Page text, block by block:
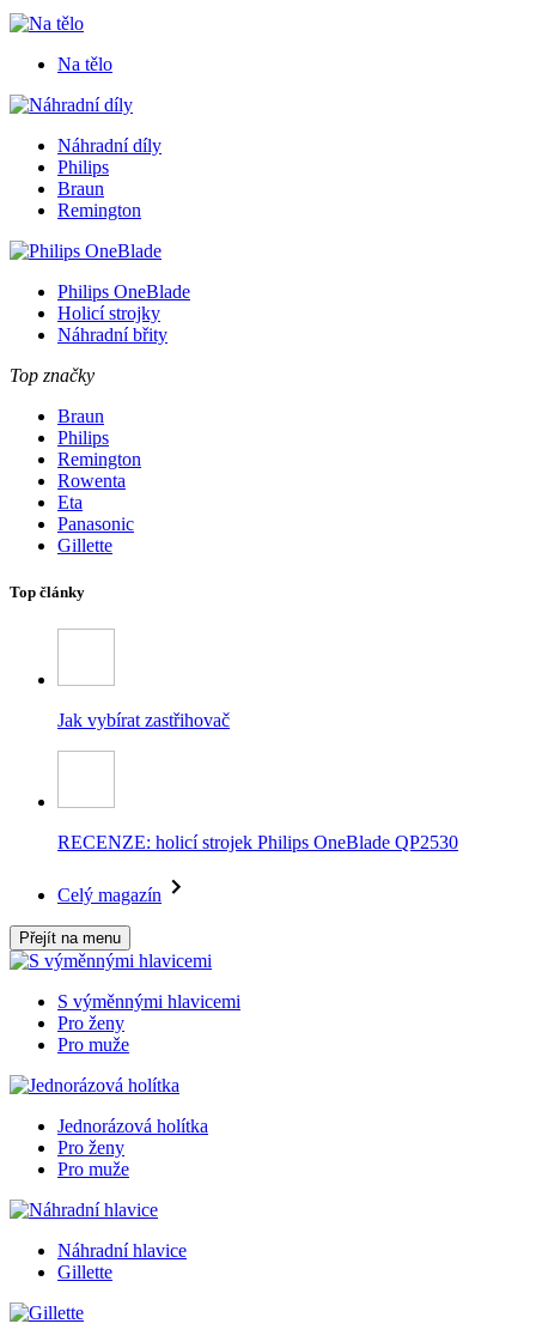
Na tělo
Náhradní díly
Philips
Braun
Remington
Philips OneBlade
Holicí strojky
Náhradní břity
Top značky
Braun
Philips
Remington
Rowenta
Eta
Panasonic
Gillette
Top články
Jak vybírat zastřihovač
RECENZE: holicí strojek Philips OneBlade QP2530
Celý magazín
Přejít na menu
S výměnnými hlavicemi
Pro ženy
Pro muže
Jednorázová holítka
Pro ženy
Pro muže
Náhradní hlavice
Gillette